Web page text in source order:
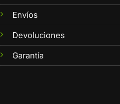
Envíos
Devoluciones
Garantía